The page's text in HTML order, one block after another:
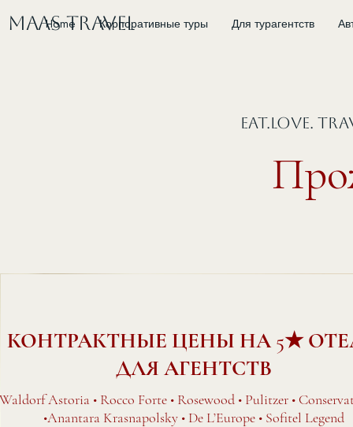
MAAS Travel
Home Корпоративные туры Для турагентств
EAT.LOVE.
КОНТРАКТНЫЕ ЦЕНЫ НА 5★
ДЛЯ АГЕНТСТВ
Astoria • Rocco Forte • Rosewood • Pulitzer •
•Anantara Krasnapolsky • De L’Europe • Sofitel Legend